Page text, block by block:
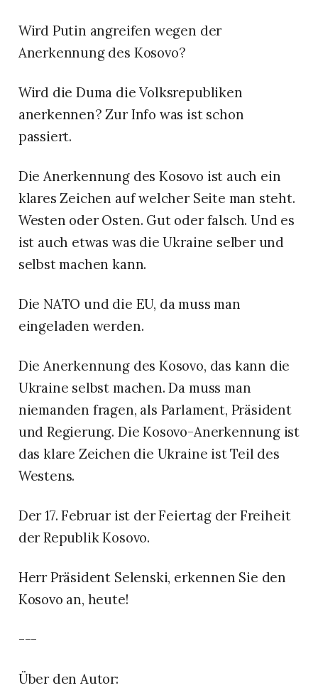
Wird Putin angreifen wegen der
Anerkennung des Kosovo?
Wird die Duma die Volksrepubliken
anerkennen? Zur Info was ist schon
passiert.
Die Anerkennung des Kosovo ist auch ein
klares Zeichen auf welcher Seite man steht.
Westen oder Osten. Gut oder falsch. Und es
ist auch etwas was die Ukraine selber und
selbst machen kann.
Die NATO und die EU, da muss man
eingeladen werden.
Die Anerkennung des Kosovo, das kann die
Ukraine selbst machen. Da muss man
niemanden fragen, als Parlament, Präsident
und Regierung. Die Kosovo-Anerkennung ist
das klare Zeichen die Ukraine ist Teil des
Westens.
Der 17. Februar ist der Feiertag der Freiheit
der Republik Kosovo.
Herr Präsident Selenski, erkennen Sie den
Kosovo an, heute!
---
Über den Autor: